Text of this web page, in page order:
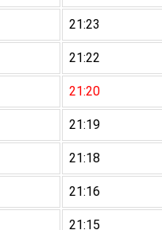
21:23
21:22
21:20
21:19
21:18
21:16
21:15